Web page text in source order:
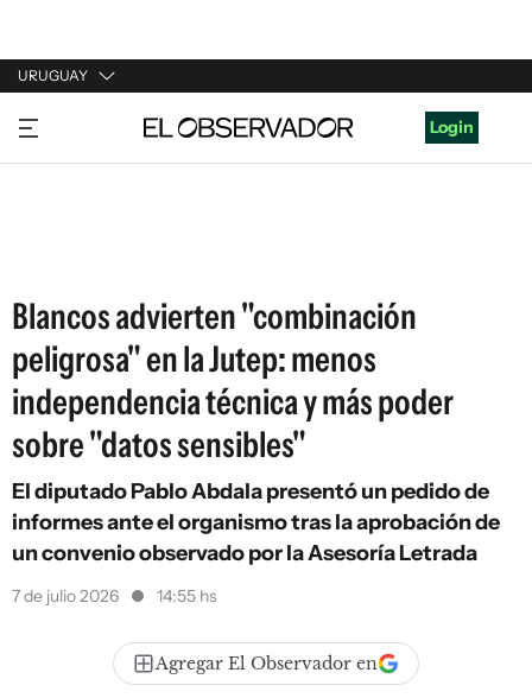
URUGUAY
URUGUAY
ARGENTINA
Login
Blancos advierten "combinación
peligrosa" en la Jutep: menos
independencia técnica y más poder
sobre "datos sensibles"
El diputado Pablo Abdala presentó un pedido de
informes ante el organismo tras la aprobación de
un convenio observado por la Asesoría Letrada
7 de julio 2026 14:55 hs
Agregar El Observador en